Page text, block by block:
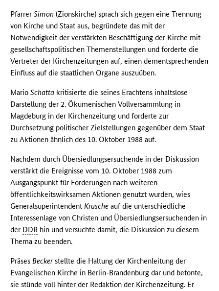
PfarrerSimon (Zionskirche) sprach sich gegen eine Trennung
von Kirche und Staat aus, begründete das mit der
Notwendigkeit der verstärkten Beschäftigung der Kirche mit
gesellschaftspolitischen Themenstellungen und forderte die
Vertreter der Kirchenzeitungen auf, einen dementsprechenden
Einfluss auf die staatlichen Organe auszuüben.
MarioSchatta kritisierte die seines Erachtens inhaltslose
Darstellung der 2. Ökumenischen Vollversammlung in
Magdeburg in der Kirchenzeitung und forderte zur
Durchsetzung politischer Zielstellungen gegenüber dem Staat
zu Aktionen ähnlich des 10. Oktober 1988 auf.
Nachdem durch Übersiedlungsersuchende in der Diskussion
verstärkt die Ereignisse vom 10. Oktober 1988 zum
Ausgangspunkt für Forderungen nach weiteren
öffentlichkeitswirksamen Aktionen genutzt wurden, wies
GeneralsuperintendentKrusche auf die unterschiedliche
Interessenlage von Christen und Übersiedlungsersuchenden in
der DDR hin und versuchte damit, die Diskussion zu diesem
Thema zu beenden.
PräsesBeckerstellte die Haltung der Kirchenleitung der
Evangelischen Kirche in Berlin-Brandenburg dar und betonte,
sie stünde voll hinter der Redaktion der Kirchenzeitung. Er